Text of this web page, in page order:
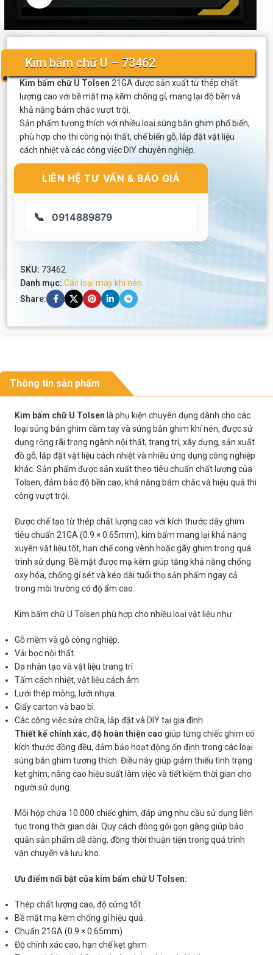
Kim bấm chữ U – 73462
Kim bấm chữ U Tolsen 21GA được sản xuất từ thép chất
lượng cao với bề mặt mạ kẽm chống gỉ, mang lại độ bền và
khả năng bám chắc vượt trội.
Sản phẩm tương thích với nhiều loại súng bắn ghim phổ biến,
phù hợp cho thi công nội thất, chế biến gỗ, lắp đặt vật liệu
cách nhiệt và các công việc DIY chuyên nghiệp.
LIÊN HỆ TƯ VẤN & BÁO GIÁ
📞 0914889879
SKU: 73462
Danh mục: Các loại máy khí nén
Share:
Thông tin sản phẩm
Kim bấm chữ U Tolsen là phụ kiện chuyên dụng dành cho các
loại súng bắn ghim cầm tay và súng bắn ghim khí nén, được sử
dụng rộng rãi trong ngành nội thất, trang trí, xây dựng, sản xuất
đồ gỗ, lắp đặt vật liệu cách nhiệt và nhiều ứng dụng công nghiệp
khác. Sản phẩm được sản xuất theo tiêu chuẩn chất lượng của
Tolsen, đảm bảo độ bền cao, khả năng bám chắc và hiệu quả thi
công vượt trội.
Được chế tạo từ thép chất lượng cao với kích thước dây ghim
tiêu chuẩn 21GA (0.9 × 0.65mm), kim bấm mang lại khả năng
xuyên vật liệu tốt, hạn chế cong vênh hoặc gãy ghim trong quá
trình sử dụng. Bề mặt được mạ kẽm giúp tăng khả năng chống
oxy hóa, chống gỉ sét và kéo dài tuổi thọ sản phẩm ngay cả
trong môi trường có độ ẩm cao.
Kim bấm chữ U Tolsen phù hợp cho nhiều loại vật liệu như:
Gỗ mềm và gỗ công nghiệp.
Vải bọc nội thất.
Da nhân tạo và vật liệu trang trí.
Tấm cách nhiệt, vật liệu cách âm.
Lưới thép mỏng, lưới nhựa.
Giấy carton và bao bì.
Các công việc sửa chữa, lắp đặt và DIY tại gia đình.
Thiết kế chính xác, độ hoàn thiện cao giúp từng chiếc ghim có
kích thước đồng đều, đảm bảo hoạt động ổn định trong các loại
súng bắn ghim tương thích. Điều này giúp giảm thiểu tình trạng
kẹt ghim, nâng cao hiệu suất làm việc và tiết kiệm thời gian cho
người sử dụng.
Mỗi hộp chứa 10.000 chiếc ghim, đáp ứng nhu cầu sử dụng liên
tục trong thời gian dài. Quy cách đóng gói gọn gàng giúp bảo
quản sản phẩm dễ dàng, đồng thời thuận tiện trong quá trình
vận chuyển và lưu kho.
Ưu điểm nổi bật của kim bấm chữ U Tolsen:
Thép chất lượng cao, độ cứng tốt.
Bề mặt mạ kẽm chống gỉ hiệu quả.
Chuẩn 21GA (0.9 × 0.65mm).
Độ chính xác cao, hạn chế kẹt ghim.